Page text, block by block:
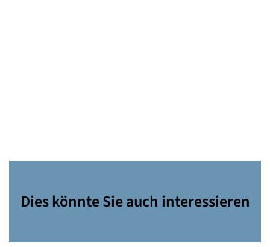
Dies könnte Sie auch interessieren